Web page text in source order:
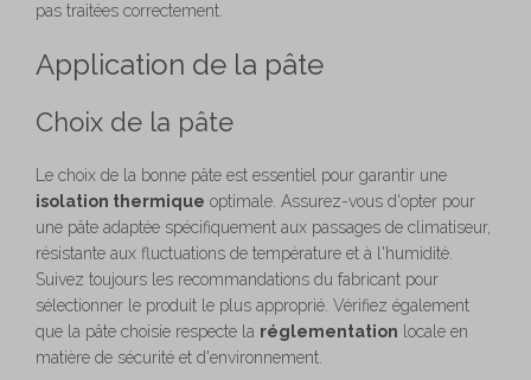
pas traitées correctement.
Application de la pâte
Choix de la pâte
Le choix de la bonne pâte est essentiel pour garantir une
isolation thermique optimale. Assurez-vous d'opter pour
une pâte adaptée spécifiquement aux passages de climatiseur,
résistante aux fluctuations de température et à l'humidité.
Suivez toujours les recommandations du fabricant pour
sélectionner le produit le plus approprié. Vérifiez également
que la pâte choisie respecte la réglementation locale en
matière de sécurité et d'environnement.